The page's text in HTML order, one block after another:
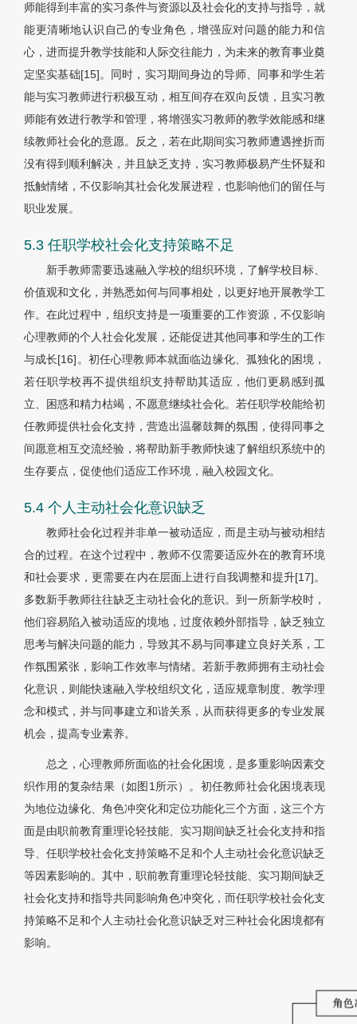
师能得到丰富的实习条件与资源以及社会化的支持与指导，就
能更清晰地认识自己的专业角色，增强应对问题的能力和信
心，进而提升教学技能和人际交往能力，为未来的教育事业奠
定坚实基础[15]。同时，实习期间身边的导师、同事和学生若
能与实习教师进行积极互动，相互间存在双向反馈，且实习教
师能有效进行教学和管理，将增强实习教师的教学效能感和继
续教师社会化的意愿。反之，若在此期间实习教师遭遇挫折而
没有得到顺利解决，并且缺乏支持，实习教师极易产生怀疑和
抵触情绪，不仅影响其社会化发展进程，也影响他们的留任与
职业发展。
5.3 任职学校社会化支持策略不足
新手教师需要迅速融入学校的组织环境，了解学校目标、
价值观和文化，并熟悉如何与同事相处，以更好地开展教学工
作。在此过程中，组织支持是一项重要的工作资源，不仅影响
心理教师的个人社会化发展，还能促进其他同事和学生的工作
与成长[16]。初任心理教师本就面临边缘化、孤独化的困境，
若任职学校再不提供组织支持帮助其适应，他们更易感到孤
立、困惑和精力枯竭，不愿意继续社会化。若任职学校能给初
任教师提供社会化支持，营造出温馨鼓舞的氛围，使得同事之
间愿意相互交流经验，将帮助新手教师快速了解组织系统中的
生存要点，促使他们适应工作环境，融入校园文化。
5.4 个人主动社会化意识缺乏
教师社会化过程并非单一被动适应，而是主动与被动相结
合的过程。在这个过程中，教师不仅需要适应外在的教育环境
和社会要求，更需要在内在层面上进行自我调整和提升[17]。
多数新手教师往往缺乏主动社会化的意识。到一所新学校时，
他们容易陷入被动适应的境地，过度依赖外部指导，缺乏独立
思考与解决问题的能力，导致其不易与同事建立良好关系，工
作氛围紧张，影响工作效率与情绪。若新手教师拥有主动社会
化意识，则能快速融入学校组织文化，适应规章制度、教学理
念和模式，并与同事建立和谐关系，从而获得更多的专业发展
机会，提高专业素养。
总之，心理教师所面临的社会化困境，是多重影响因素交
织作用的复杂结果（如图1所示）。初任教师社会化困境表现
为地位边缘化、角色冲突化和定位功能化三个方面，这三个方
面是由职前教育重理论轻技能、实习期间缺乏社会化支持和指
导、任职学校社会化支持策略不足和个人主动社会化意识缺乏
等因素影响的。其中，职前教育重理论轻技能、实习期间缺乏
社会化支持和指导共同影响角色冲突化，而任职学校社会化支
持策略不足和个人主动社会化意识缺乏对三种社会化困境都有
影响。